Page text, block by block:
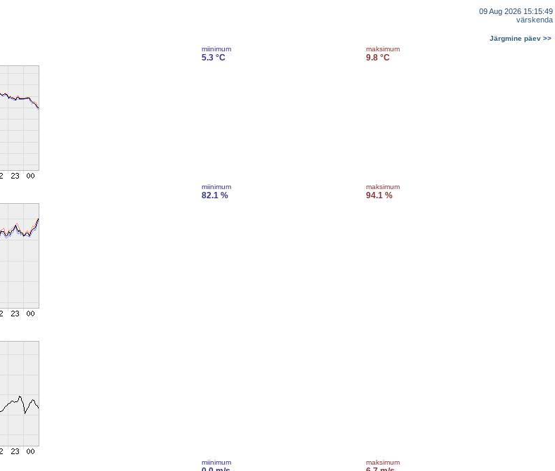
09 Aug 2026 15:15:49
värskenda
Järgmine päev >>
miinimum
5.3 °C
maksimum
9.8 °C
miinimum
82.1 %
maksimum
94.1 %
miinimum maksimum